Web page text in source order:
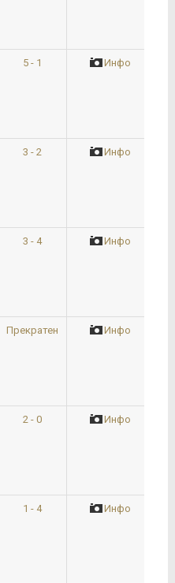
5 - 1 Инфо
3 - 2 Инфо
3 - 4 Инфо
Прекратен Инфо
2 - 0 Инфо
1 - 4 Инфо